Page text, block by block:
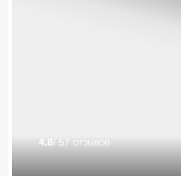
4.8/ 57 отзывов